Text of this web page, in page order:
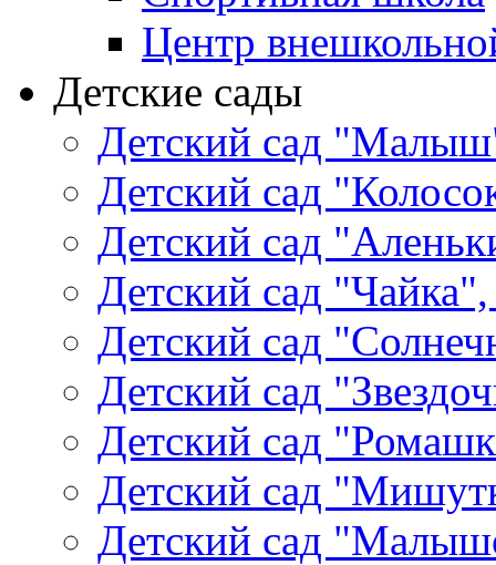
Центр
Детские сады
Детский сад
Детский сад
Детский сад
Детский сад
Детский сад
Детский сад
Детский сад
Детский сад
Детский сад